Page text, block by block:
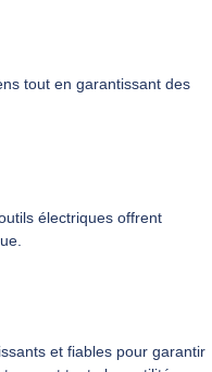
tout en garantissant des
électriques offrent
et fiables pour garantir